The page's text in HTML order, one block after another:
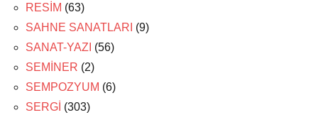
RESİM (63)
SAHNE SANATLARI (9)
SANAT-YAZI (56)
SEMİNER (2)
SEMPOZYUM (6)
SERGİ (303)